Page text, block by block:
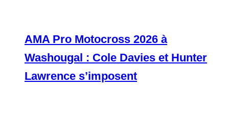
AMA Pro Motocross 2026 à
Washougal : Cole Davies et Hunter
Lawrence s’imposent